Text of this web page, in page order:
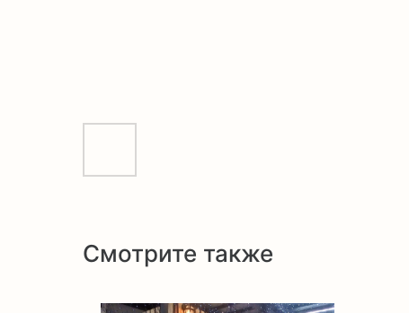
Смотрите также